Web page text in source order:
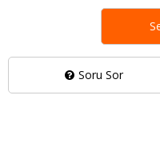
Soru Sor